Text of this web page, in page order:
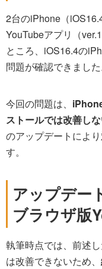
2台のiPhone（
YouTubeアプリ（
ところ、iOS16.4の
問題が確認できました
今回の問題は、
ストールでは改善し
のアップデートによ
す。
アップデー
ブラウザ版
執筆時点では、前述
は改善できないため、